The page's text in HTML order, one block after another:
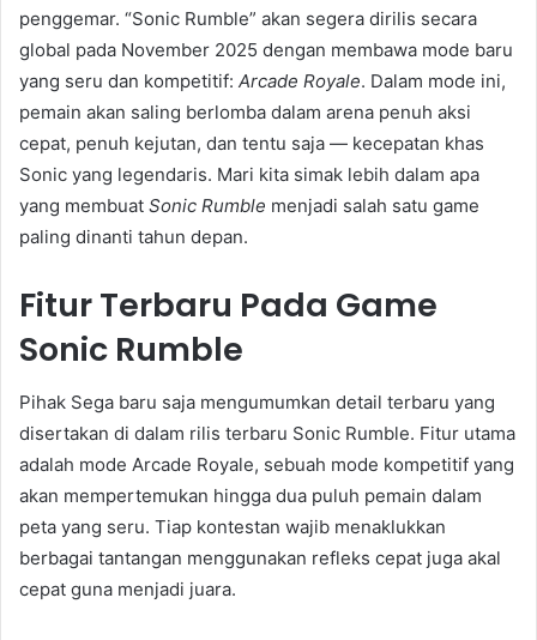
penggemar. “Sonic Rumble” akan segera dirilis secara
global pada November 2025 dengan membawa mode baru
yang seru dan kompetitif: Arcade Royale. Dalam mode ini,
pemain akan saling berlomba dalam arena penuh aksi
cepat, penuh kejutan, dan tentu saja — kecepatan khas
Sonic yang legendaris. Mari kita simak lebih dalam apa
yang membuat Sonic Rumble menjadi salah satu game
paling dinanti tahun depan.
Fitur Terbaru Pada Game
Sonic Rumble
Pihak Sega baru saja mengumumkan detail terbaru yang
disertakan di dalam rilis terbaru Sonic Rumble. Fitur utama
adalah mode Arcade Royale, sebuah mode kompetitif yang
akan mempertemukan hingga dua puluh pemain dalam
peta yang seru. Tiap kontestan wajib menaklukkan
berbagai tantangan menggunakan refleks cepat juga akal
cepat guna menjadi juara.